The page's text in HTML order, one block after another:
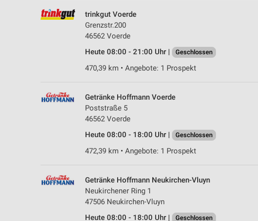
trinkgut Voerde
Grenzstr.200
46562 Voerde
Heute 08:00 - 21:00 Uhr |
Geschlossen
470,39 km • Angebote: 1 Prospekt
Getränke Hoffmann Voerde
Poststraße 5
46562 Voerde
Heute 08:00 - 18:00 Uhr |
Geschlossen
472,39 km • Angebote: 1 Prospekt
Getränke Hoffmann Neukirchen-Vluyn
Neukirchener Ring 1
47506 Neukirchen-Vluyn
Heute 08:00 - 18:00 Uhr |
Geschlossen